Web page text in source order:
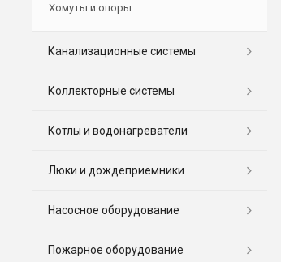
Хомуты и опоры
Канализационные системы
Коллекторные системы
Котлы и водонагреватели
Люки и дождеприемники
Насосное оборудование
Пожарное оборудование